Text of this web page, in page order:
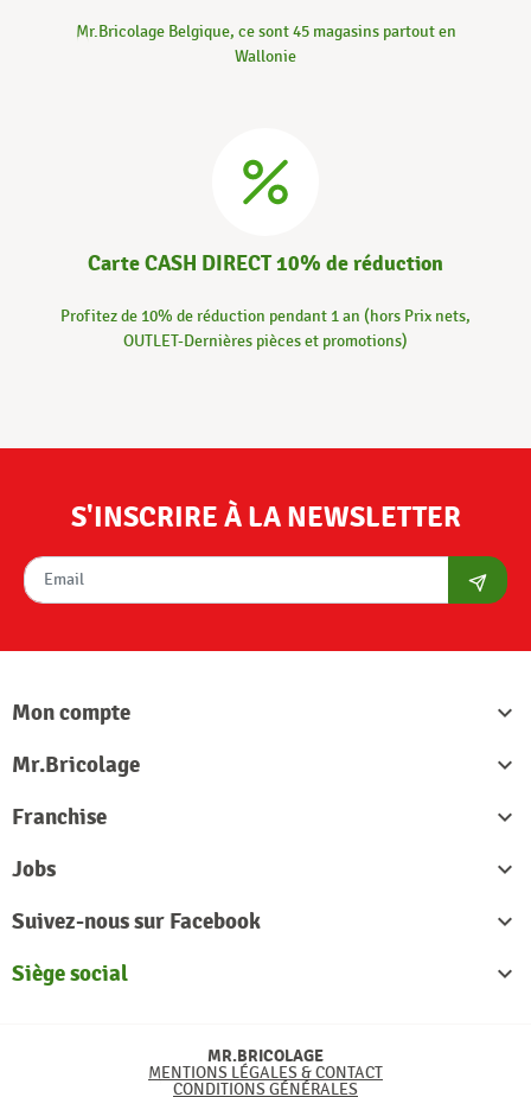
Mr.Bricolage Belgique, ce sont 45 magasins partout en
Wallonie
Carte CASH DIRECT 10% de réduction
Profitez de 10% de réduction pendant 1 an (hors Prix nets,
OUTLET-Dernières pièces et promotions)
S'INSCRIRE À LA NEWSLETTER
Mon compte

Mr.Bricolage

Franchise

Jobs

Suivez-nous sur Facebook

Siège social

MR.BRICOLAGE
MENTIONS LÉGALES & CONTACT
CONDITIONS GÉNÉRALES